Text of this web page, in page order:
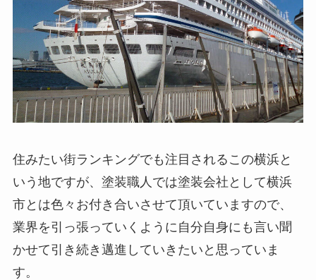
住みたい街ランキングでも注目されるこの横浜と
いう地ですが、塗装職人では塗装会社として横浜
市とは色々お付き合いさせて頂いていますので、
業界を引っ張っていくように自分自身にも言い聞
かせて引き続き邁進していきたいと思っていま
す。